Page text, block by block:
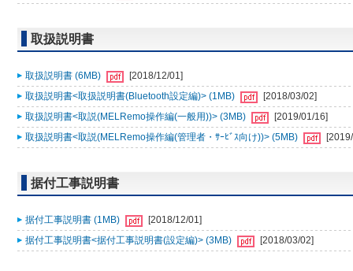
取扱説明書
取扱説明書 (6MB)
[2018/12/01]
取扱説明書<取扱説明書(Bluetooth設定編)> (1MB)
[2018/03/02]
取扱説明書<取説(MELRemo操作編(一般用))> (3MB)
[2019/01/16]
取扱説明書<取説(MELRemo操作編(管理者・ｻｰﾋﾞｽ向け))> (5MB)
据付工事説明書
据付工事説明書 (1MB)
[2018/12/01]
据付工事説明書<据付工事説明書(設定編)> (3MB)
[2018/03/02]